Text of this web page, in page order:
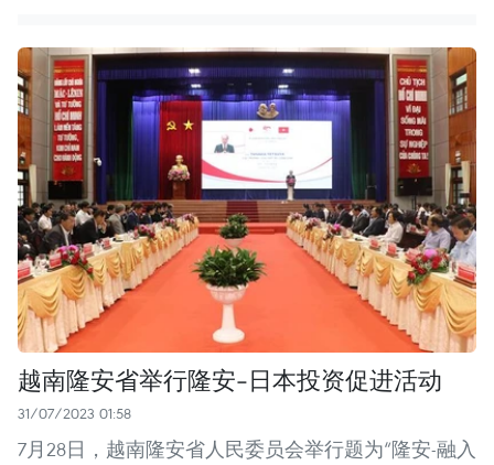
越南隆安省举行隆安-日本投资促进活动
31/07/2023 01:58
7月28日，越南隆安省人民委员会举行题为“隆安-融入